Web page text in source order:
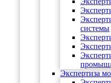
системы
Экспертиза